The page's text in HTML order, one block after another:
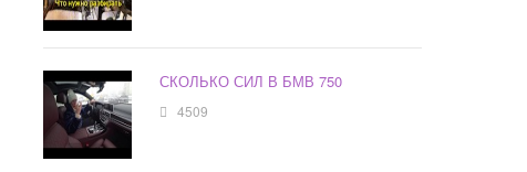
СКОЛЬКО СИЛ В БМВ 750
4509